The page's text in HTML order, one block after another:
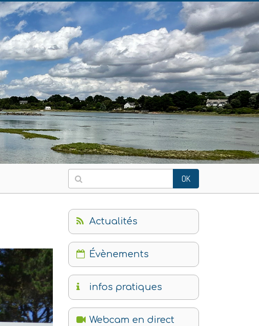
OK
Actualités
Évènements
infos pratiques
Webcam en direct